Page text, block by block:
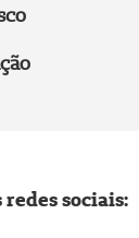
redes sociais: